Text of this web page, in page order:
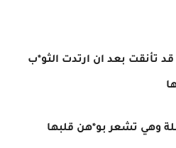
تأنقت بعد ان ارتدت الثو*ب
وهي تشعر بو*هن قلبها